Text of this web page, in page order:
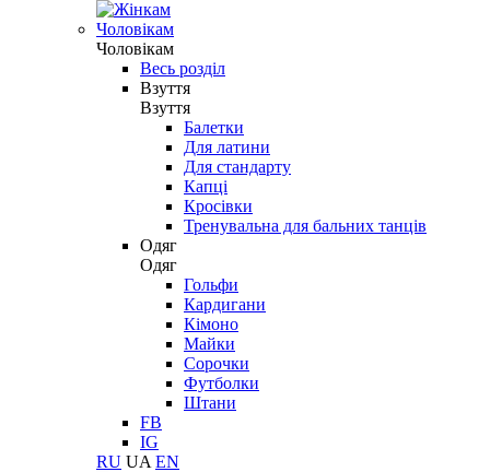
Чоловікам
Чоловікам
Весь розділ
Взуття
Взуття
Балетки
Для латини
Для стандарту
Капці
Кросівки
Тренувальна для бальних танців
Одяг
Одяг
Гольфи
Кардигани
Кімоно
Майки
Сорочки
Футболки
Штани
FB
IG
RU UA EN